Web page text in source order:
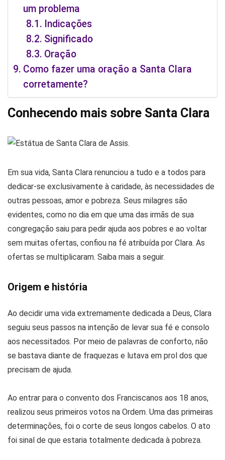
um problema
Indicações
Significado
Oração
Como fazer uma oração a Santa Clara
corretamente?
Conhecendo mais sobre Santa Clara
Em sua vida, Santa Clara renunciou a tudo e a todos para
dedicar-se exclusivamente à caridade, às necessidades de
outras pessoas, amor e pobreza. Seus milagres são
evidentes, como no dia em que uma das irmãs de sua
congregação saiu para pedir ajuda aos pobres e ao voltar
sem muitas ofertas, confiou na fé atribuída por Clara. As
ofertas se multiplicaram. Saiba mais a seguir.
Origem e história
Ao decidir uma vida extremamente dedicada a Deus, Clara
seguiu seus passos na intenção de levar sua fé e consolo
aos necessitados. Por meio de palavras de conforto, não
se bastava diante de fraquezas e lutava em prol dos que
precisam de ajuda.
Ao entrar para o convento dos Franciscanos aos 18 anos,
realizou seus primeiros votos na Ordem. Uma das primeiras
determinações, foi o corte de seus longos cabelos. O ato
foi sinal de que estaria totalmente dedicada à pobreza.